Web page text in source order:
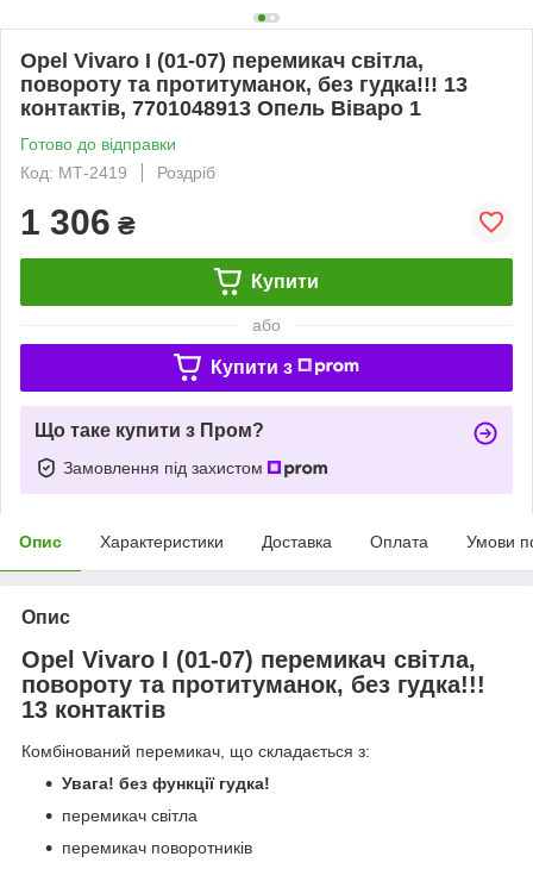
Opel Vivaro I (01-07) перемикач світла,
повороту та протитуманок, без гудка!!! 13
контактів, 7701048913 Опель Віваро 1
Готово до відправки
Код: МТ-2419
Роздріб
1 306 ₴
Купити
або
Купити з
Що таке купити з Пром?
Замовлення під захистом
Опис Характеристики Доставка Оплата Умови
Опис
Opel Vivaro I (01-07) перемикач світла,
повороту та протитуманок, без гудка!!!
13 контактів
Комбінований перемикач, що складається з:
Увага! без функції гудка!
перемикач світла
перемикач поворотників